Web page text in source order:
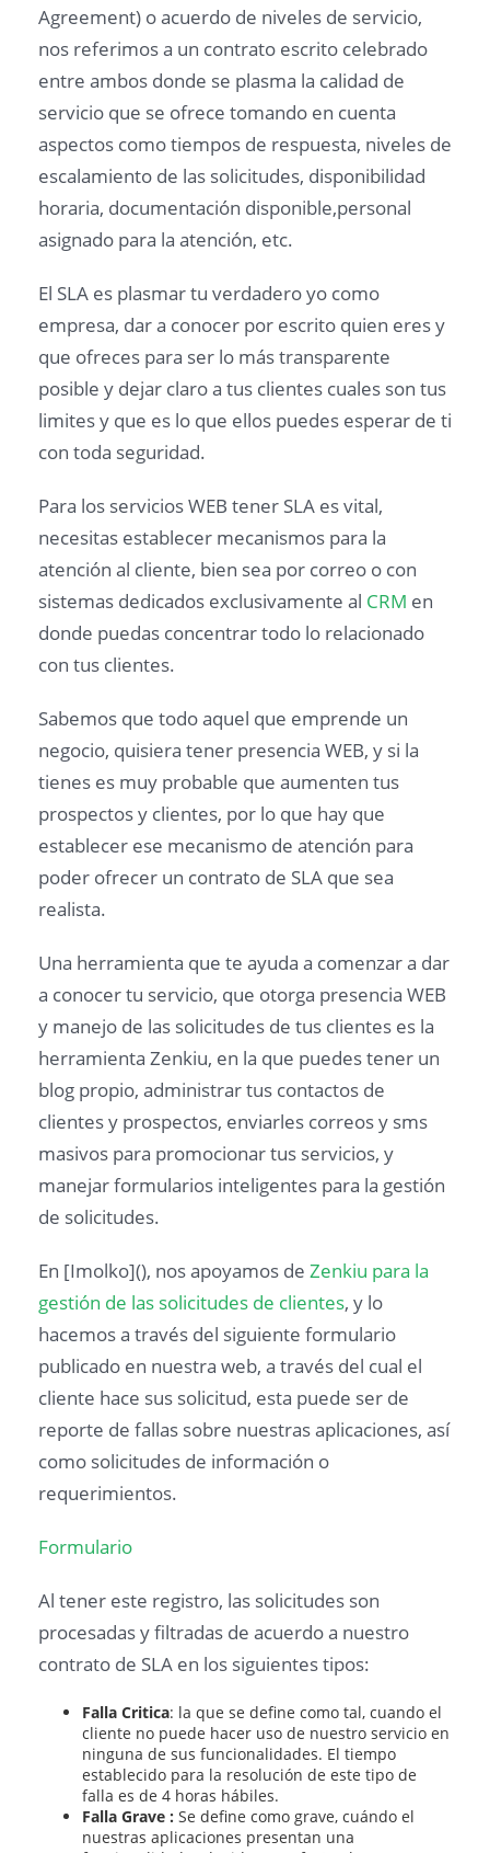
Agreement) o acuerdo de niveles de servicio,
nos referimos a un contrato escrito celebrado
entre ambos donde se plasma la calidad de
servicio que se ofrece tomando en cuenta
aspectos como tiempos de respuesta, niveles de
escalamiento de las solicitudes, disponibilidad
horaria, documentación disponible,personal
asignado para la atención, etc.
El SLA es plasmar tu verdadero yo como
empresa, dar a conocer por escrito quien eres y
que ofreces para ser lo más transparente
posible y dejar claro a tus clientes cuales son tus
limites y que es lo que ellos puedes esperar de ti
con toda seguridad.
Para los servicios WEB tener SLA es vital,
necesitas establecer mecanismos para la
atención al cliente, bien sea por correo o con
sistemas dedicados exclusivamente al CRM en
donde puedas concentrar todo lo relacionado
con tus clientes.
Sabemos que todo aquel que emprende un
negocio, quisiera tener presencia WEB, y si la
tienes es muy probable que aumenten tus
prospectos y clientes, por lo que hay que
establecer ese mecanismo de atención para
poder ofrecer un contrato de SLA que sea
realista.
Una herramienta que te ayuda a comenzar a dar
a conocer tu servicio, que otorga presencia WEB
y manejo de las solicitudes de tus clientes es la
herramienta Zenkiu, en la que puedes tener un
blog propio, administrar tus contactos de
clientes y prospectos, enviarles correos y sms
masivos para promocionar tus servicios, y
manejar formularios inteligentes para la gestión
de solicitudes.
En [Imolko](), nos apoyamos de Zenkiu para la
gestión de las solicitudes de clientes, y lo
hacemos a través del siguiente formulario
publicado en nuestra web, a través del cual el
cliente hace sus solicitud, esta puede ser de
reporte de fallas sobre nuestras aplicaciones, así
como solicitudes de información o
requerimientos.
Formulario
Al tener este registro, las solicitudes son
procesadas y filtradas de acuerdo a nuestro
contrato de SLA en los siguientes tipos:
Falla Critica: la que se define como tal, cuando el
cliente no puede hacer uso de nuestro servicio en
ninguna de sus funcionalidades. El tiempo
establecido para la resolución de este tipo de
falla es de 4 horas hábiles.
Falla Grave : Se define como grave, cuándo el
nuestras aplicaciones presentan una